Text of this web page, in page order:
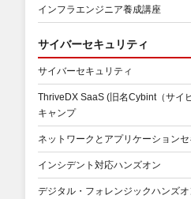
インフラエンジニア養成講座
サイバーセキュリティ
サイバーセキュリティ
ThriveDX SaaS (旧名Cybint（サイ
キャンプ
ネットワークとアプリケーション
インシデント対応ハンズオン
デジタル・フォレンジックハンズオ